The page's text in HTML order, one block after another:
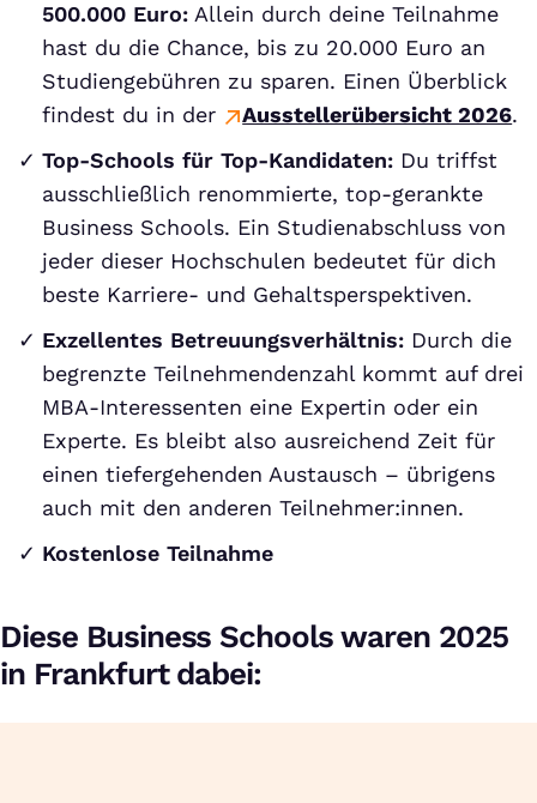
500.000 Euro: Allein durch deine Teilnahme
hast du die Chance, bis zu 20.000 Euro an
Studiengebühren zu sparen. Einen Überblick
findest du in der
Ausstellerübersicht 2026.
Top-Schools für Top-Kandidaten: Du triffst
ausschließlich renommierte, top-gerankte
Business Schools. Ein Studienabschluss von
jeder dieser Hochschulen bedeutet für dich
beste Karriere- und Gehaltsperspektiven.
Exzellentes Betreuungsverhältnis: Durch die
begrenzte Teilnehmendenzahl kommt auf drei
MBA-Interessenten eine Expertin oder ein
Experte. Es bleibt also ausreichend Zeit für
einen tiefergehenden Austausch – übrigens
auch mit den anderen Teilnehmer:innen.
Kostenlose Teilnahme
Diese Business Schools waren 2025
in Frankfurt dabei: